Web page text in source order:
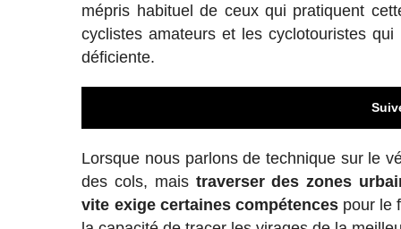
mépris habituel de ceux qui pratiquent
cyclistes amateurs et les cyclotouristes
déficiente.
Lorsque nous parlons de technique sur le
des cols, mais traverser des zones
vite exige certaines compétences pour le